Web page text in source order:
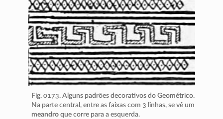
Fig. 0173. Alguns padrões decorativos do Geométrico.
Na parte central, entre as faixas com 3 linhas, se vê um
meandro que corre para a esquerda.